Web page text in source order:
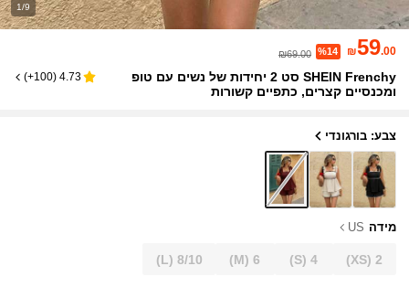
1/9
₪59.00
%14
₪69.00
SHEIN Frenchy סט 2 יחידות של נשים עם טופ
ומכנסיים קצרים, כתפיים קשורות
4.73
(
100+
)
צבע: בורגונדי
מידה US
2
(XS)
4
(S)
6
(M)
8/10
(L)